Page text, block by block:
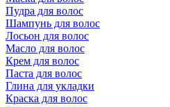
Пудра для волос
Шампунь для волос
Лосьон для волос
Масло для волос
Крем для волос
Паста для волос
Глина для укладки
Краска для волос